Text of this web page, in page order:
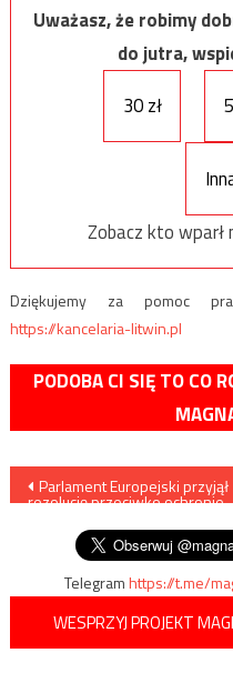
Uważasz, że robimy
do jutra,
30 zł
Zobacz kto wparł
Dziękujemy za pomoc
https://kancelaria-litwin.pl
PODOBA CI SIĘ TO CO
Nawigacja
wpisu
Parlament Europejski przyjął
rezolucję przeciwko ochronie
Telegramhttps://t.me/
WESPRZYJ PROJEKT